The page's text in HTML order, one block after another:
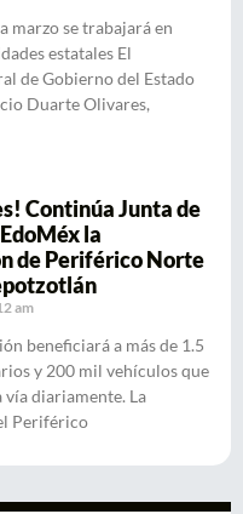
marzo se trabajará en
estatales El
de Gobierno del Estado
Duarte Olivares,
Continúa Junta de
la
de Periférico Norte
am
beneficiará a más de 1.5
y 200 mil vehículos que
diariamente. La
Periférico